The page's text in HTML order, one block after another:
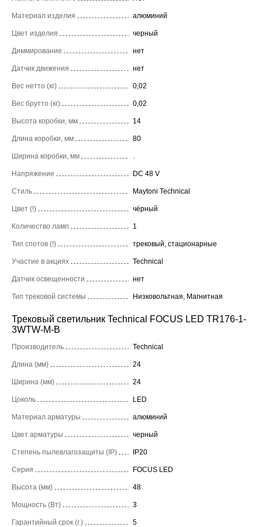
Материал изделия алюминий
Цвет изделия черный
Диммирование нет
Датчик движения нет
Вес нетто (кг) 0,02
Вес брутто (кг) 0,02
Высота коробки, мм 14
Длина коробки, мм 80
Ширина коробки, мм
Напряжение DC 48 V
Стиль Maytoni Technical
Цвет (!) чёрный
Количество ламп 1
Тип спотов (!) трековый, стационарные
Участие в акциях Technical
Датчик освещенности нет
Тип трековой системы Низковольтная, Магнитная
Трековый светильник Technical FOCUS LED TR176-1-
3WTW-M-B
Производитель Technical
Длина (мм) 24
Ширина (мм) 24
Цоколь LED
Материал арматуры алюминий
Цвет арматуры черный
Степень пылевлагозащиты (IP) IP20
Серия FOCUS LED
Высота (мм) 48
Мощность (Вт) 3
Гарантийный срок (г.) 5